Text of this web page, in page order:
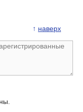
↑ наверх